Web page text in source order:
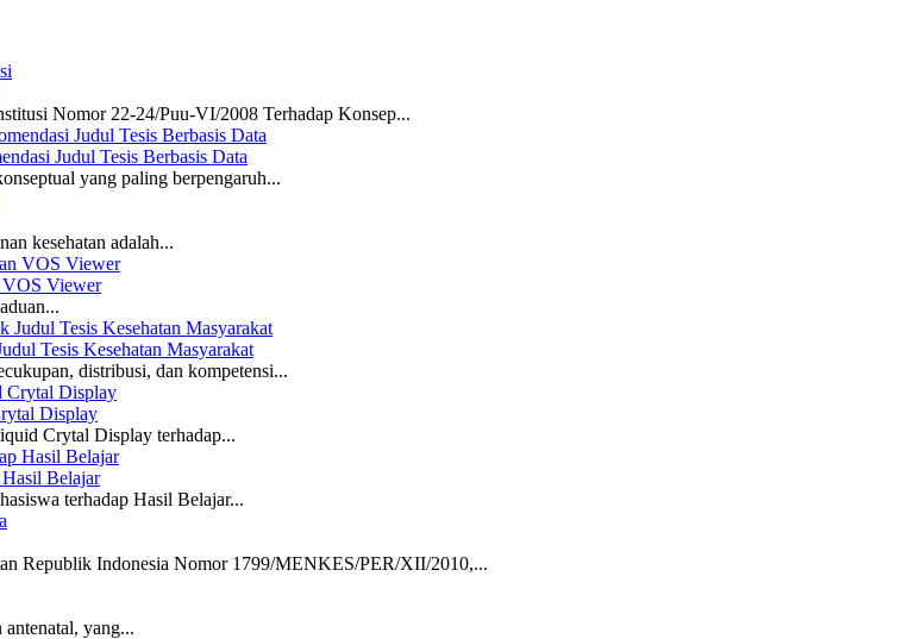
Nomor 22-24/Puu-VI/2008 Terhadap Konsep...
Judul Tesis Berbasis Data
yang paling berpengaruh...
kesehatan adalah...
VOS Viewer
Tesis Kesehatan Masyarakat
distribusi, dan kompetensi...
Display
Crytal Display terhadap...
Hasil Belajar
terhadap Hasil Belajar...
Republik Indonesia Nomor 1799/MENKES/PER/XII/2010,...
yang...